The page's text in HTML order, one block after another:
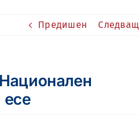
Предишен Следващ
есе